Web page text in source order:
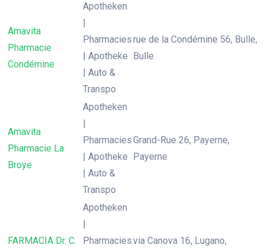
Amavita
Pharmacie
Condémine
Apotheken
|
Pharmacies
| Apotheke
| Auto &
Transpo
rue de la Condémine 56, Bulle,
Bulle
Amavita
Pharmacie La
Broye
Apotheken
|
Pharmacies
| Apotheke
| Auto &
Transpo
Grand-Rue 26, Payerne,
Payerne
FARMACIA Dr. C.
Apotheken
|
Pharmaciesvia Canova 16, Lugano,